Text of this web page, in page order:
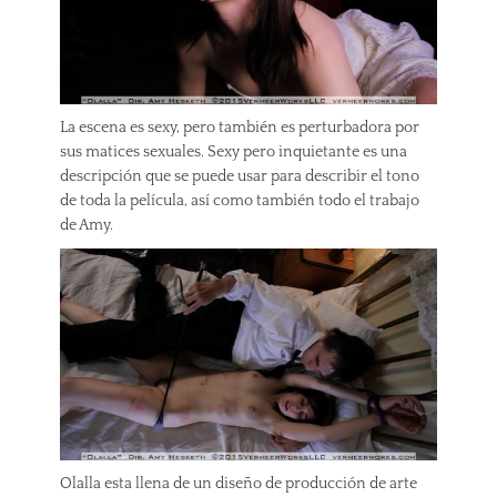
La escena es sexy, pero también es perturbadora por
sus matices sexuales. Sexy pero inquietante es una
descripción que se puede usar para describir el tono
de toda la película, así como también todo el trabajo
de Amy.
Olalla esta llena de un diseño de producción de arte